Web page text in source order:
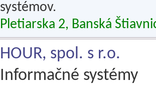
systémov.
Pletiarska 2, Banská
HOUR, spol. s r.o.
Informačné systémy